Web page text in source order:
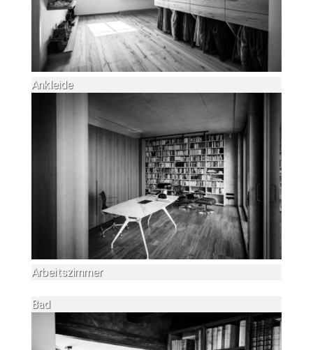
Ankleide
Arbeitszimmer
Bad